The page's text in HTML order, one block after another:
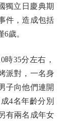
立日慶典期
件，造成包括
歲。
35分左右，
派對，一名身
子向他們連開
4名年齡分別
有兩名成年女